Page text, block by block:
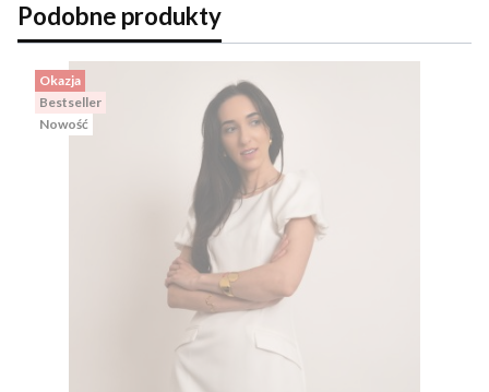
Podobne produkty
Okazja
Bestseller
Nowość